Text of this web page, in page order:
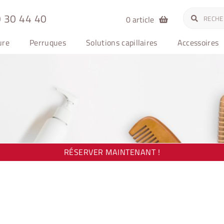
30 44 40
pour :
0 article
Perruques Solutions capillaires Accessoires
RÉSERVER MAINTENANT !